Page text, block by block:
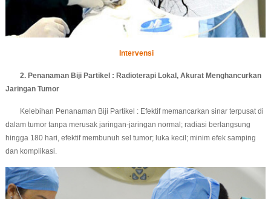
Intervensi
2. Penanaman Biji Partikel : Radioterapi Lokal, Akurat Menghancurkan
Jaringan Tumor
Kelebihan Penanaman Biji Partikel : Efektif memancarkan sinar terpusat di
dalam tumor tanpa merusak jaringan-jaringan normal; radiasi berlangsung
hingga 180 hari, efektif membunuh sel tumor; luka kecil; minim efek samping
dan komplikasi.